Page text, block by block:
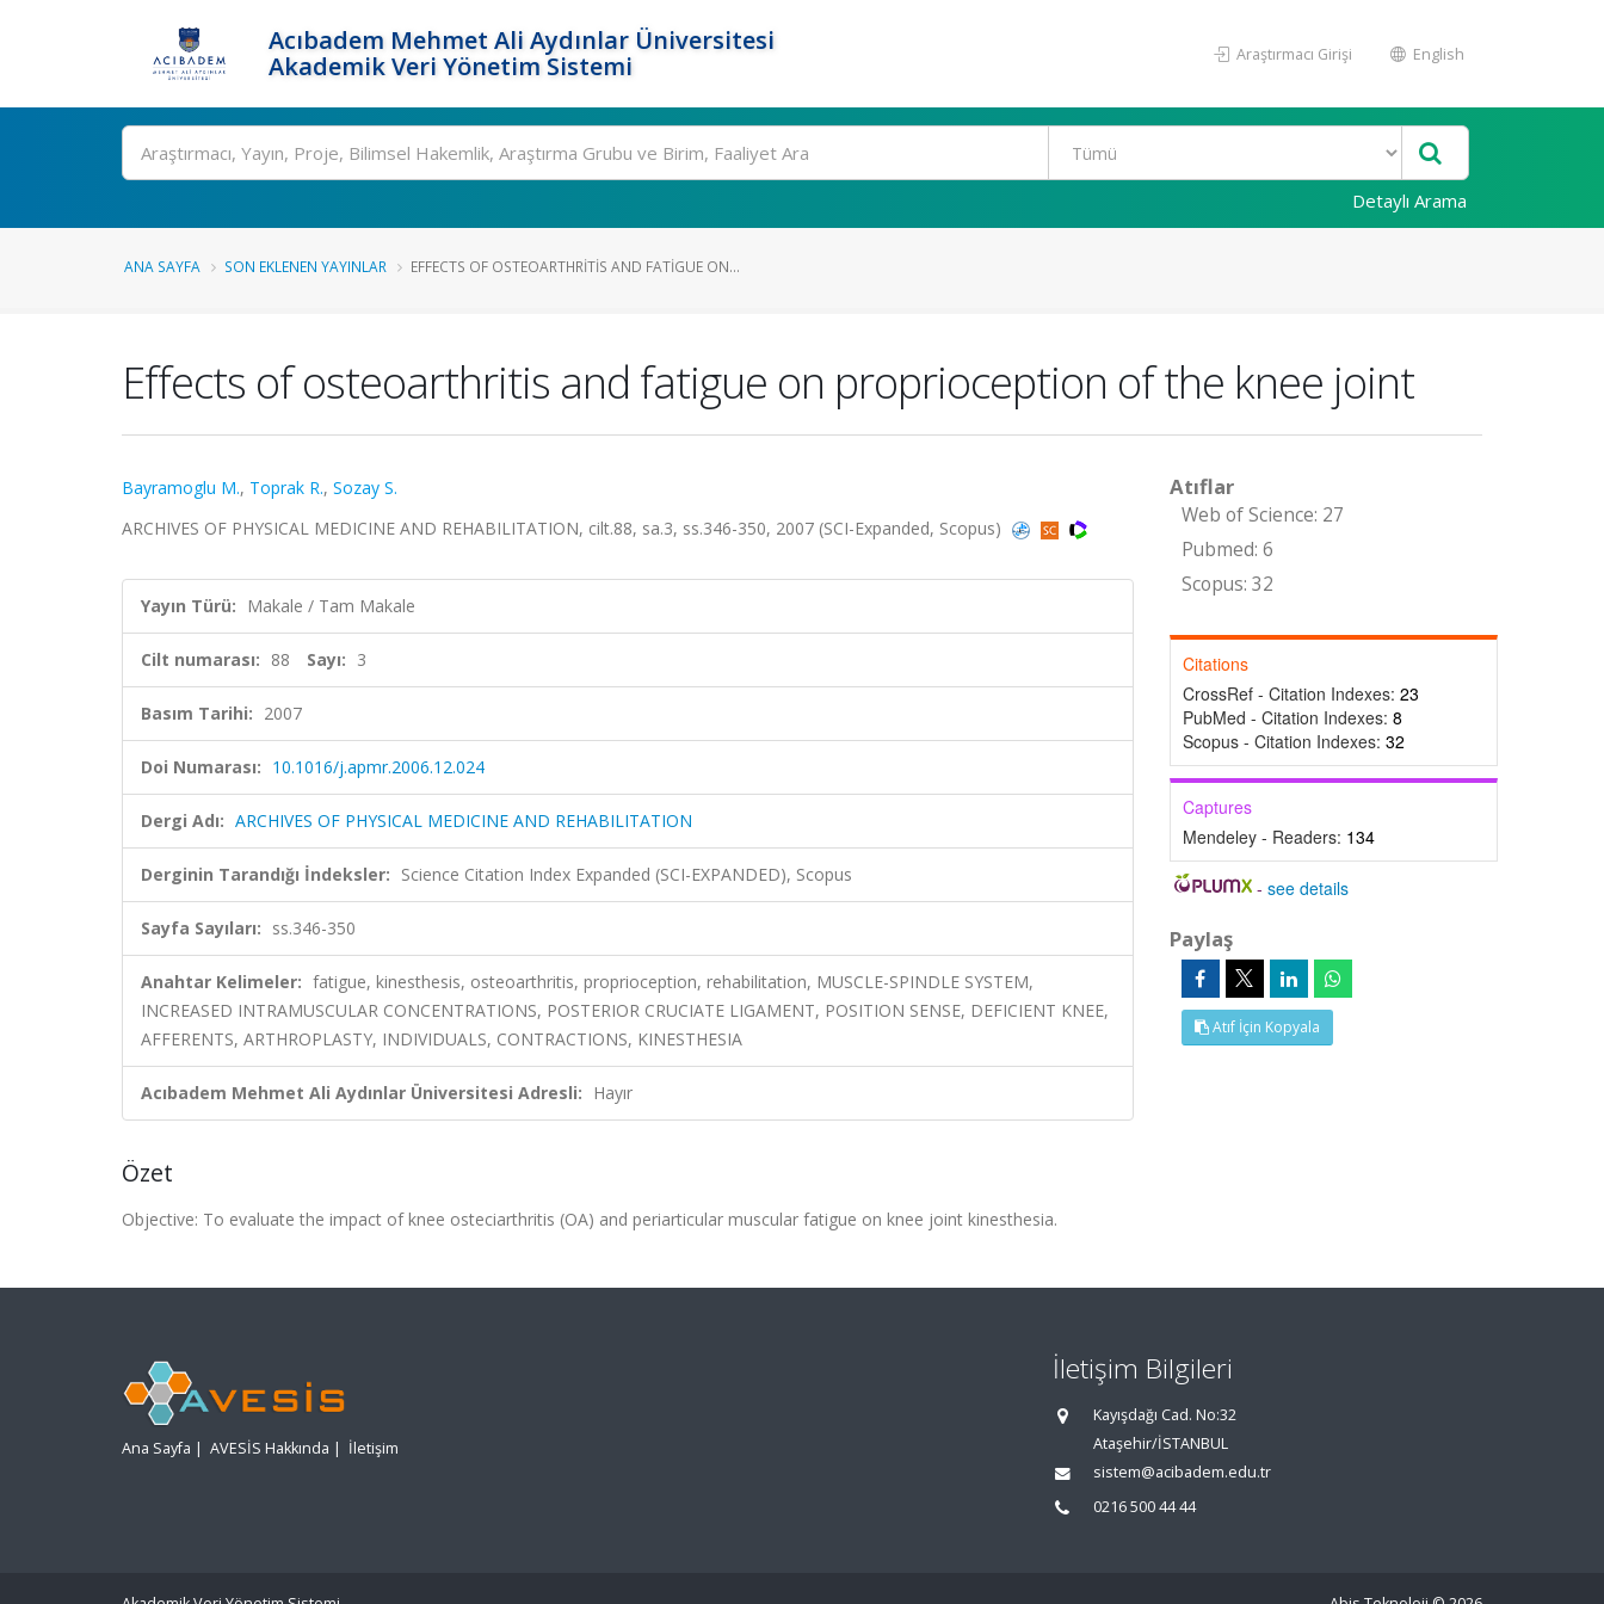
Acıbadem Mehmet Ali Aydınlar Üniversitesi
Akademik Veri Yönetim Sistemi
Araştırmacı Girişi English
Ara
Detaylı Arama
ANA SAYFA SON EKLENEN YAYINLAR EFFECTS OF OSTEOARTHRITIS AND FATIGUE ON...
Effects of osteoarthritis and fatigue on proprioception of the knee joint
Bayramoglu M., Toprak R., Sozay S.
ARCHIVES OF PHYSICAL MEDICINE AND REHABILITATION, cilt.88, sa.3, ss.346-350, 2007 (SCI-Expanded, Scopus)
Yayın Türü: Makale / Tam Makale
Cilt numarası: 88 Sayı: 3
Basım Tarihi: 2007
Doi Numarası: 10.1016/j.apmr.2006.12.024
Dergi Adı: ARCHIVES OF PHYSICAL MEDICINE AND REHABILITATION
Derginin Tarandığı İndeksler: Science Citation Index Expanded (SCI-EXPANDED), Scopus
Sayfa Sayıları: ss.346-350
Anahtar Kelimeler: fatigue, kinesthesis, osteoarthritis, proprioception, rehabilitation, MUSCLE-SPINDLE SYSTEM,
INCREASED INTRAMUSCULAR CONCENTRATIONS, POSTERIOR CRUCIATE LIGAMENT, POSITION SENSE, DEFICIENT KNEE,
AFFERENTS, ARTHROPLASTY, INDIVIDUALS, CONTRACTIONS, KINESTHESIA
Acıbadem Mehmet Ali Aydınlar Üniversitesi Adresli: Hayır
Özet
Objective: To evaluate the impact of knee osteciarthritis (OA) and periarticular muscular fatigue on knee joint kinesthesia.
Atıflar
Web of Science: 27
Pubmed: 6
Scopus: 32
Citations
CrossRef - Citation Indexes: 23
PubMed - Citation Indexes: 8
Scopus - Citation Indexes: 32
Captures
Mendeley - Readers: 134
-see details
Paylaş
Atıf İçin Kopyala
Ana Sayfa | AVESİS Hakkında | İletişim
İletişim Bilgileri
Kayışdağı Cad. No:32
Ataşehir/İSTANBUL
sistem@acibadem.edu.tr
0216 500 44 44